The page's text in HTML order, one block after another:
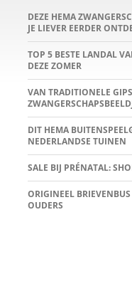
DEZE HEMA
JE LIEVER EERDER
TOP 5 BESTE LANDAL
DEZE ZOMER
VAN TRADITIONELE
DIT HEMA
NEDERLANDSE TUINEN
SALE BIJ PRÉNATAL:
ORIGINEEL BRIEVENBUS
OUDERS